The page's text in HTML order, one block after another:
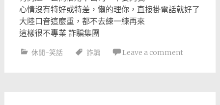
心情沒有特好或特差，懶的理你，直接掛電話就好了
大陸口音這麼重，都不去練一練再來
這樣很不專業 詐騙集團
休閒-笑話 詐騙 Leave a comment